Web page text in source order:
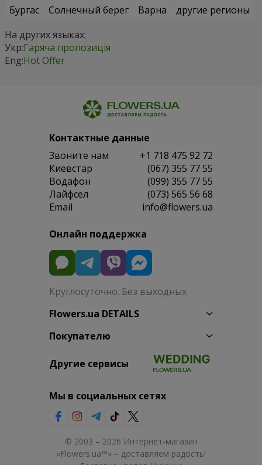
Бургас
Солнечный берег Варна
другие регионы
На других языках:
Укр:Гаряча пропозиція
Eng:Hot Offer
Контактные данные
Звоните нам
+1 718 475 92 72
Киевстар
(067) 355 77 55
Водафон
(099) 355 77 55
Лайфсел
(073) 565 56 68
Email
info@flowers.ua
Онлайн поддержка
Круглосуточно. Без выходных
Flowers.ua DETAILS
Покупателю
Другие сервисы
Мы в социальных сетях
© 2003 – 2026 Интернет-магазин
«Flowers.ua™» – доставляем радость!